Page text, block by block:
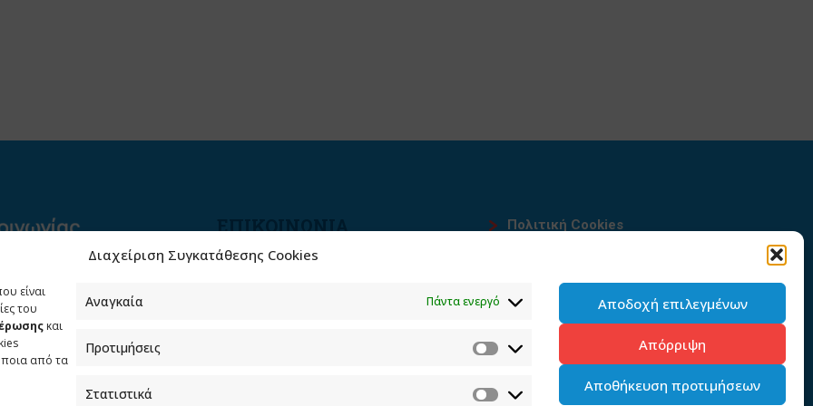
Διαχείριση Συγκατάθεσης Cookies
είναι
του
και
από τα
Αναγκαία Πάντα ενεργό
Προτιμήσεις
Στατιστικά
Αποδοχή επιλεγμένων
Απόρριψη
Αποθήκευση προτιμήσεων
ΕΠΙΚΟΙΝΩΝΙΑ
Φραγκούδη 11 & Αλεξάνδρου
Πολιτική Cookies
Πολιτική προστασίας
προσωπικών δεδομένων του
παρόντος ιστότοπου
Διαχείρηση συγκατάθεσης